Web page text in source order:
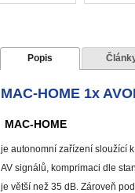
Popis
MAC-HOME 1x
MAC-HOME
je autonomní zařízení sloužící
AV signálů, komprimaci dle
je větší než 35 dB. Zároveň